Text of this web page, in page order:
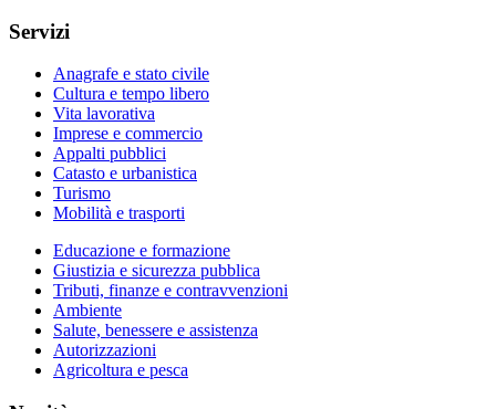
Servizi
Anagrafe e stato civile
Cultura e tempo libero
Vita lavorativa
Imprese e commercio
Appalti pubblici
Catasto e urbanistica
Turismo
Mobilità e trasporti
Educazione e formazione
Giustizia e sicurezza pubblica
Tributi, finanze e contravvenzioni
Ambiente
Salute, benessere e assistenza
Autorizzazioni
Agricoltura e pesca